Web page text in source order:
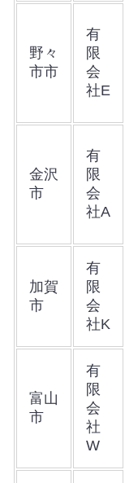
野々
市市
有
限
会
社E
金沢
市
有
限
会
社A
加賀
市
有
限
会
社K
富山
市
有
限
会
社
W